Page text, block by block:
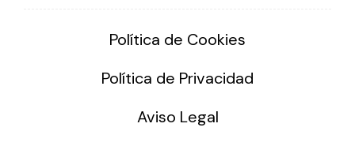
Política de Cookies
Política de Privacidad
Aviso Legal